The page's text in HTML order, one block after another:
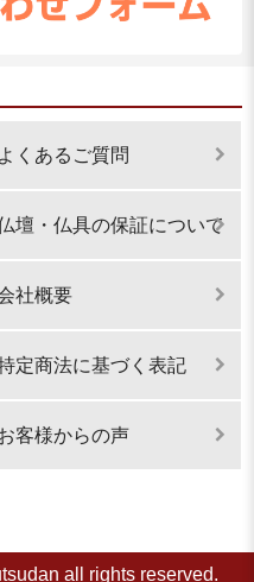
よくあるご質問
壇・仏具の保証について
社概要
定商法に基づく表記
客様からの声
all rights reserved.